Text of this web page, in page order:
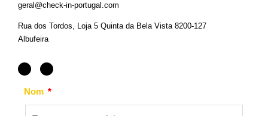
geral@check-in-portugal.com
Rua dos Tordos, Loja 5 Quinta da Bela Vista 8200-127
Albufeira
Nom